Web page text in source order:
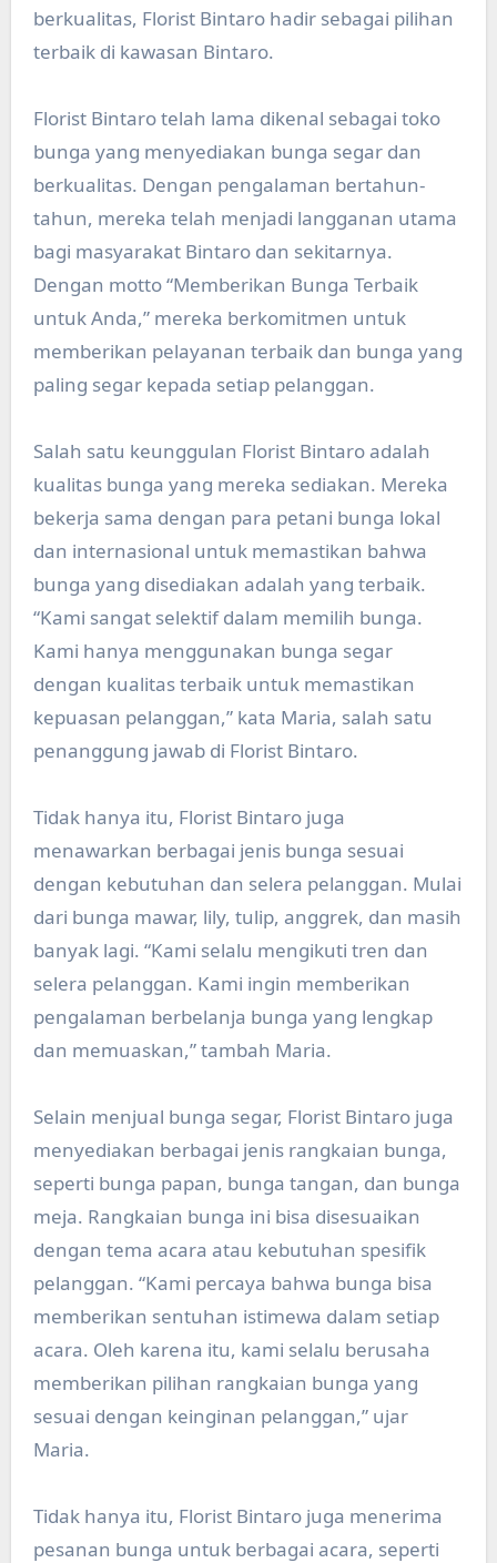
berkualitas, Florist Bintaro hadir sebagai pilihan
terbaik di kawasan Bintaro.
Florist Bintaro telah lama dikenal sebagai toko
bunga yang menyediakan bunga segar dan
berkualitas. Dengan pengalaman bertahun-
tahun, mereka telah menjadi langganan utama
bagi masyarakat Bintaro dan sekitarnya.
Dengan motto “Memberikan Bunga Terbaik
untuk Anda,” mereka berkomitmen untuk
memberikan pelayanan terbaik dan bunga yang
paling segar kepada setiap pelanggan.
Salah satu keunggulan Florist Bintaro adalah
kualitas bunga yang mereka sediakan. Mereka
bekerja sama dengan para petani bunga lokal
dan internasional untuk memastikan bahwa
bunga yang disediakan adalah yang terbaik.
“Kami sangat selektif dalam memilih bunga.
Kami hanya menggunakan bunga segar
dengan kualitas terbaik untuk memastikan
kepuasan pelanggan,” kata Maria, salah satu
penanggung jawab di Florist Bintaro.
Tidak hanya itu, Florist Bintaro juga
menawarkan berbagai jenis bunga sesuai
dengan kebutuhan dan selera pelanggan. Mulai
dari bunga mawar, lily, tulip, anggrek, dan masih
banyak lagi. “Kami selalu mengikuti tren dan
selera pelanggan. Kami ingin memberikan
pengalaman berbelanja bunga yang lengkap
dan memuaskan,” tambah Maria.
Selain menjual bunga segar, Florist Bintaro juga
menyediakan berbagai jenis rangkaian bunga,
seperti bunga papan, bunga tangan, dan bunga
meja. Rangkaian bunga ini bisa disesuaikan
dengan tema acara atau kebutuhan spesifik
pelanggan. “Kami percaya bahwa bunga bisa
memberikan sentuhan istimewa dalam setiap
acara. Oleh karena itu, kami selalu berusaha
memberikan pilihan rangkaian bunga yang
sesuai dengan keinginan pelanggan,” ujar
Maria.
Tidak hanya itu, Florist Bintaro juga menerima
pesanan bunga untuk berbagai acara, seperti